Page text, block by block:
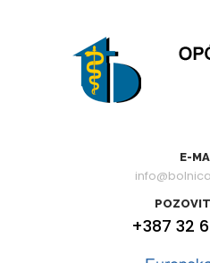
E-
+387 32